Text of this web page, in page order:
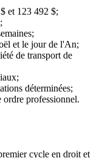
et 123 492 $;
et le jour de l'An;
de transport de
déterminées;
ordre professionnel.
cycle en droit et